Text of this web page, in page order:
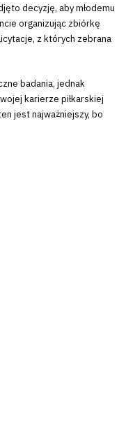
decyzję, aby młodemu
organizując zbiórkę
z których zebrana
badania, jednak
karierze piłkarskiej
jest najważniejszy, bo